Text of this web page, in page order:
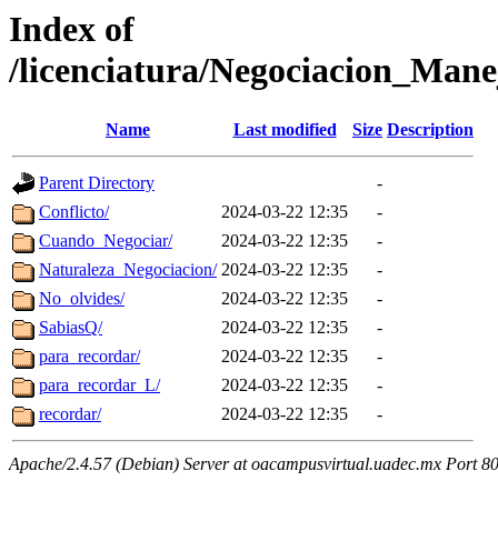
Index of
/licenciatura/
Name Last modified Size Description
Parent Directory
-
Conflicto/
2024-03-22 12:35
-
Cuando_Negociar/
2024-03-22 12:35
-
Naturaleza_Negociacion/ 2024-03-22 12:35
-
No_olvides/
2024-03-22 12:35
-
SabiasQ/
2024-03-22 12:35
-
para_recordar/
2024-03-22 12:35
-
para_recordar_L/
2024-03-22 12:35
-
recordar/
2024-03-22 12:35 -
Apache/2.4.57 (Debian) Server at oacampusvirtual.uadec.mx Port 80